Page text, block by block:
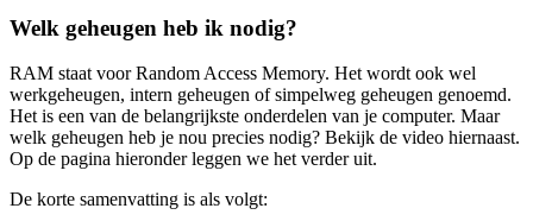
Welk geheugen heb ik nodig?
RAM staat voor Random Access Memory. Het wordt ook wel
werkgeheugen, intern geheugen of simpelweg geheugen genoemd.
Het is een van de belangrijkste onderdelen van je computer. Maar
welk geheugen heb je nou precies nodig? Bekijk de video hiernaast.
Op de pagina hieronder leggen we het verder uit.
De korte samenvatting is als volgt: